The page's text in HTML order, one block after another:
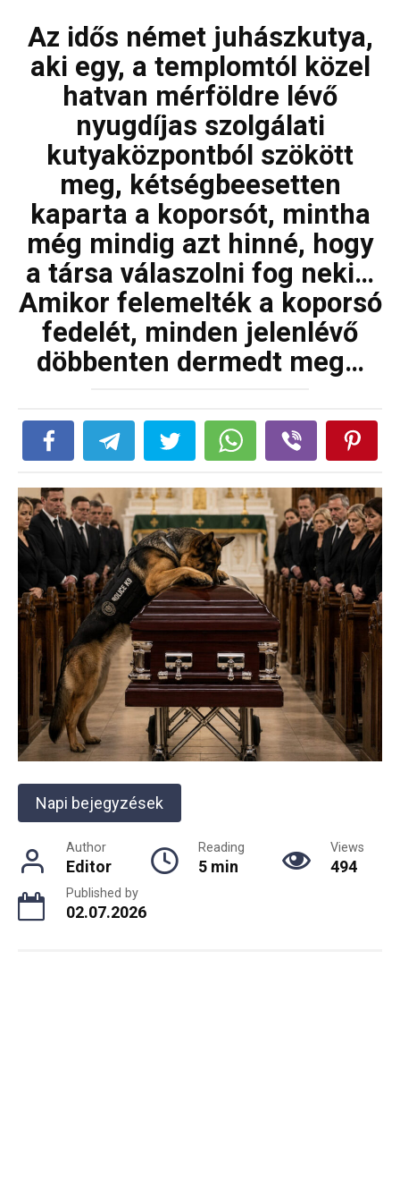
Az idős német juhászkutya,
aki egy, a templomtól közel
hatvan mérföldre lévő
nyugdíjas szolgálati
kutyaközpontból szökött
meg, kétségbeesetten
kaparta a koporsót, mintha
még mindig azt hinné, hogy
a társa válaszolni fog neki…
Amikor felemelték a koporsó
fedelét, minden jelenlévő
döbbenten dermedt meg…
Napi bejegyzések
Author
Editor
Reading
5 min
Views
494
Published by
02.07.2026